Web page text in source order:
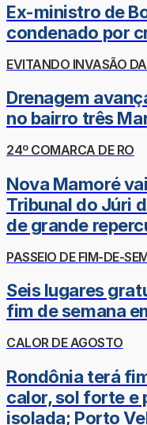
Ex-ministro de
condenado por
EVITANDO INVASÃO
Drenagem
no bairro três
24º COMARCA DE RO
Nova Mamoré
Tribunal do Júri
de grande
PASSEIO DE FIM-DE-
Seis lugares
fim de semana
CALOR DE AGOSTO
Rondônia terá
calor, sol forte e
isolada; Porto